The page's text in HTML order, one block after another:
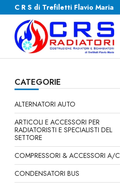
C R S di Trefiletti Flavio Maria
CATEGORIE
ALTERNATORI AUTO
ARTICOLI E ACCESSORI PER
RADIATORISTI E SPECIALISTI DEL
SETTORE
COMPRESSORI & ACCESSORI A/C
CONDENSATORI BUS